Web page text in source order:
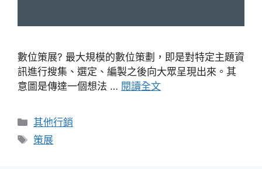
數位策展? 最大規模的數位策劃，即是對特定主題資
訊進行搜集、選定、編製之後向大眾呈現出來。其
意圖是傳達一個想法 … 閱讀全文
分
類
其他行銷
標
策展